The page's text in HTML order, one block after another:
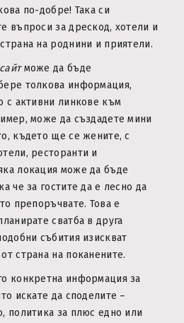
по-добре! Така си
въпроси за дрескод, хотели и
на роднини и приятели.
може да бъде
толкова информация,
с активни линкове към
може да създадете мини
където ще се жените, с
ресторанти и
локация може да бъде
че за гостите да е лесно да
препоръчвате. Това е
сватба в друга
събития изискват
страна на поканените.
конкретна информация за
искате да споделите –
политика за плюс едно или